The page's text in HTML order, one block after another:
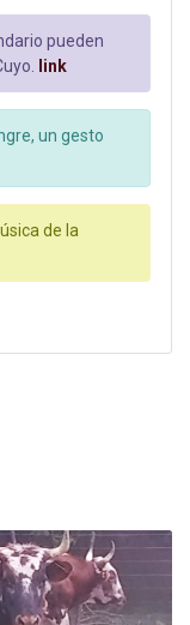
pueden
link
un gesto
de la